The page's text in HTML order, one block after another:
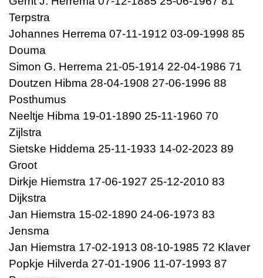
Terpstra
Johannes Herrema 07-11-1912 03-09-1998 85
Douma
Simon G. Herrema 21-05-1914 22-04-1986 71
Doutzen Hibma 28-04-1908 27-06-1996 88
Posthumus
Neeltje Hibma 19-01-1890 25-11-1960 70
Zijlstra
Sietske Hiddema 25-11-1933 14-02-2023 89
Groot
Dirkje Hiemstra 17-06-1927 25-12-2010 83
Dijkstra
Jan Hiemstra 15-02-1890 24-06-1973 83
Jensma
Jan Hiemstra 17-02-1913 08-10-1985 72 Klaver
Popkje Hilverda 27-01-1906 11-07-1993 87